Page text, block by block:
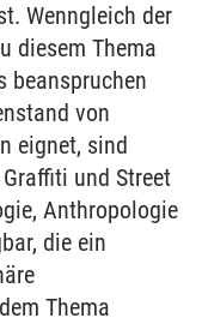
Wenngleich der
diesem Thema
beanspruchen
von
eignet, sind
und Street
Anthropologie
die ein
Thema